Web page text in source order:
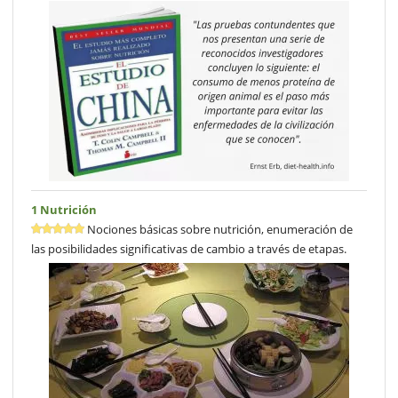
1 Nutrición
Nociones básicas sobre nutrición, enumeración de
las posibilidades significativas de cambio a través de etapas.